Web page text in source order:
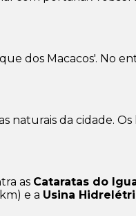
dos Macacos'. No
da cidade.
as Cataratas do
e a Usina